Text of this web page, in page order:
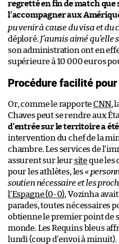
regretté en fin de match que
l’accompagner aux
pu venir à cause du visa et du
déploré. J’aurais aimé qu’elle
son administration ont en
supérieure à 10 000 euros
Procédure facilité
Or, comme le rapporte CNN,
Chaves peut se rendre aux
d’entrée sur le territoire a
intervention du chef de la
chambre. Les services de
assurent sur leur siteque les
pour les athlètes, les«
soutien nécessaire et les
l’Espagne (0-0), Vozinha
parades, toutes nécessaires
obtienne le premier point de
monde. Les Requins bleus
lundi (coup d’envoi à minuit).